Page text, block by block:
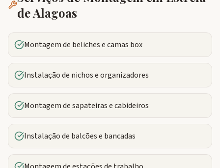
de Alagoas
Montagem de beliches e camas box
Instalação de nichos e organizadores
Montagem de sapateiras e cabideiros
Instalação de balcões e bancadas